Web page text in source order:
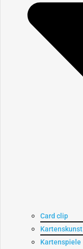
Card clip
Kartenskunst
Kartenspiele